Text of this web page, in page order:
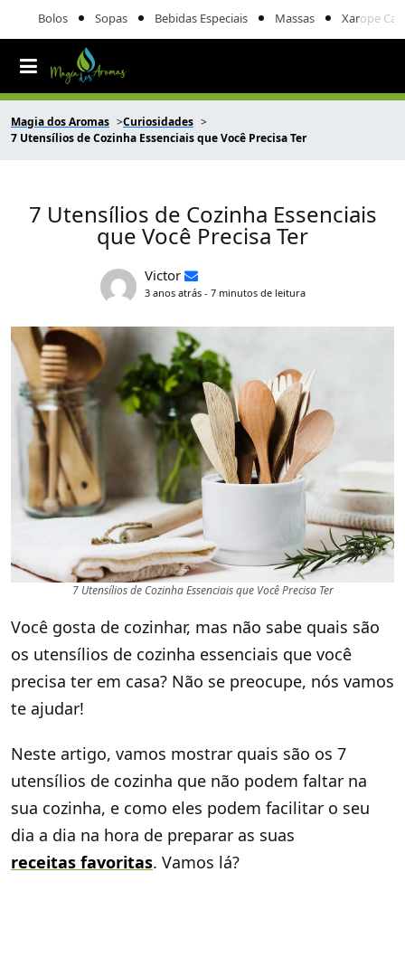
Bolos Sopas Bebidas Especiais Massas Xarope
Magia dos Aromas
Curiosidades
7 Utensílios de Cozinha Essenciais que Você Precisa Ter
7 Utensílios de Cozinha Essenciais
que Você Precisa Ter
Victor
3 anos atrás - 7 minutos de leitura
7 Utensílios de Cozinha Essenciais que Você Precisa Ter
Você gosta de cozinhar, mas não sabe quais são
os utensílios de cozinha essenciais que você
precisa ter em casa? Não se preocupe, nós vamos
te ajudar!
Neste artigo, vamos mostrar quais são os 7
utensílios de cozinha que não podem faltar na
sua cozinha, e como eles podem facilitar o seu
dia a dia na hora de preparar as suas
receitas favoritas. Vamos lá?